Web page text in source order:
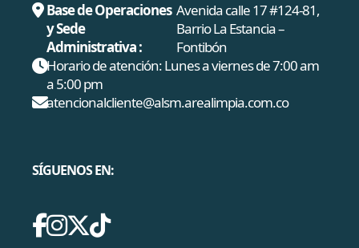
Base de Operaciones
y Sede
Administrativa :
Avenida calle 17 #124-81,
Barrio La Estancia –
Fontibón
Horario de atención: Lunes a viernes de 7:00 am
a 5:00 pm
atencionalcliente@alsm.arealimpia.com.co
SÍGUENOS EN: